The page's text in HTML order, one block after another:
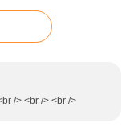
/> <br /> <br />